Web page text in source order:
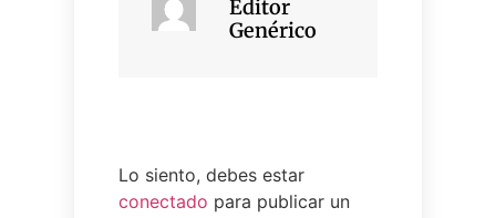
Editor
Genérico
Lo siento, debes estar
conectado para publicar un